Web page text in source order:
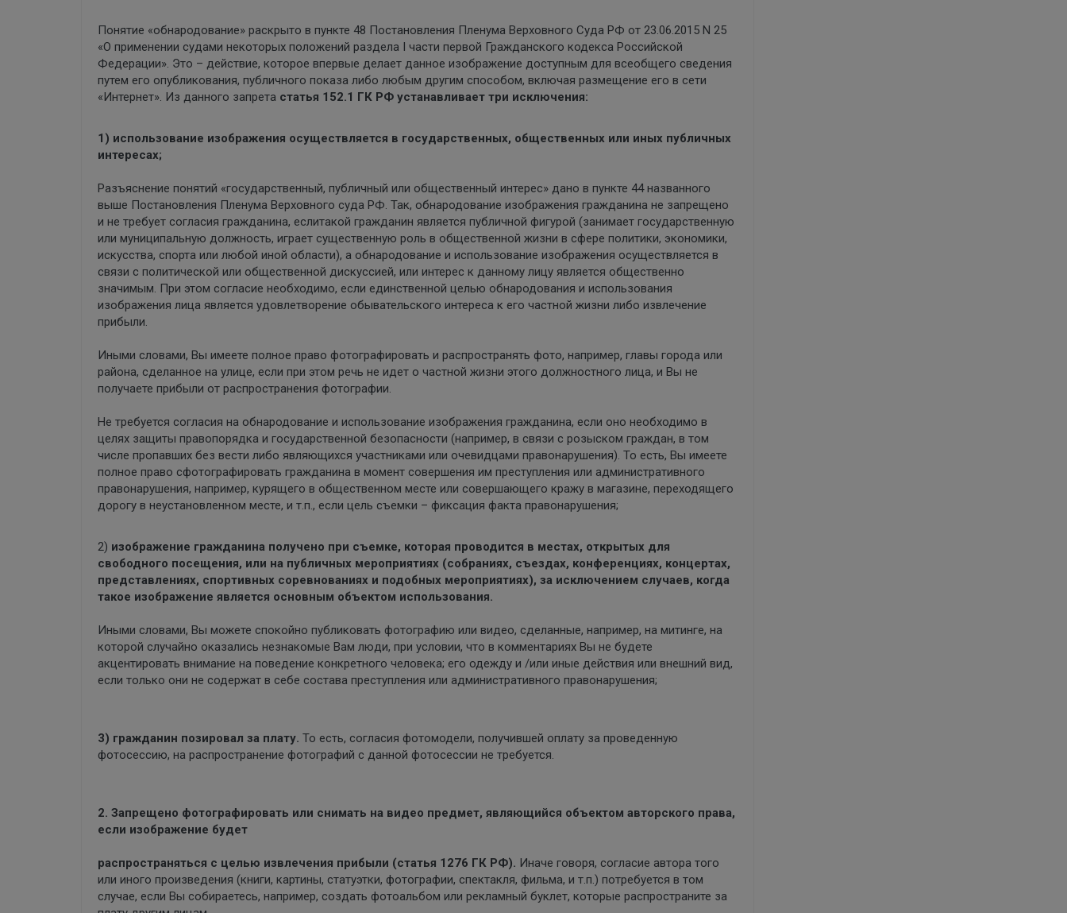
Понятие «обнародование» раскрыто в пункте 48 Постановления Пленума Верховного Суда РФ от 23.06.2015 N 25
«О применении судами некоторых положений раздела I части первой Гражданского кодекса Российской
Федерации». Это – действие, которое впервые делает данное изображение доступным для всеобщего сведения
путем его опубликования, публичного показа либо любым другим способом, включая размещение его в сети
«Интернет». Из данного запрета статья 152.1 ГК РФ устанавливает три исключения:
1) использование изображения осуществляется в государственных, общественных или иных публичных
интересах;
Разъяснение понятий «государственный, публичный или общественный интерес» дано в пункте 44 названного
выше Постановления Пленума Верховного суда РФ. Так, обнародование изображения гражданина не запрещено
и не требует согласия гражданина, еслитакой гражданин является публичной фигурой (занимает государственную
или муниципальную должность, играет существенную роль в общественной жизни в сфере политики, экономики,
искусства, спорта или любой иной области), а обнародование и использование изображения осуществляется в
связи с политической или общественной дискуссией, или интерес к данному лицу является общественно
значимым. При этом согласие необходимо, если единственной целью обнародования и использования
изображения лица является удовлетворение обывательского интереса к его частной жизни либо извлечение
прибыли.
Иными словами, Вы имеете полное право фотографировать и распространять фото, например, главы города или
района, сделанное на улице, если при этом речь не идет о частной жизни этого должностного лица, и Вы не
получаете прибыли от распространения фотографии.
Не требуется согласия на обнародование и использование изображения гражданина, если оно необходимо в
целях защиты правопорядка и государственной безопасности (например, в связи с розыском граждан, в том
числе пропавших без вести либо являющихся участниками или очевидцами правонарушения). То есть, Вы имеете
полное право сфотографировать гражданина в момент совершения им преступления или административного
правонарушения, например, курящего в общественном месте или совершающего кражу в магазине, переходящего
дорогу в неустановленном месте, и т.п., если цель съемки – фиксация факта правонарушения;
2) изображение гражданина получено при съемке, которая проводится в местах, открытых для
свободного посещения, или на публичных мероприятиях (собраниях, съездах, конференциях, концертах,
представлениях, спортивных соревнованиях и подобных мероприятиях), за исключением случаев, когда
такое изображение является основным объектом использования.
Иными словами, Вы можете спокойно публиковать фотографию или видео, сделанные, например, на митинге, на
которой случайно оказались незнакомые Вам люди, при условии, что в комментариях Вы не будете
акцентировать внимание на поведение конкретного человека; его одежду и /или иные действия или внешний вид,
если только они не содержат в себе состава преступления или административного правонарушения;
3) гражданин позировал за плату. То есть, согласия фотомодели, получившей оплату за проведенную
фотосессию, на распространение фотографий с данной фотосессии не требуется.
2. Запрещено фотографировать или снимать на видео предмет, являющийся объектом авторского права,
если изображение будет
распространяться с целью извлечения прибыли (статья 1276 ГК РФ). Иначе говоря, согласие автора того
или иного произведения (книги, картины, статуэтки, фотографии, спектакля, фильма, и т.п.) потребуется в том
случае, если Вы собираетесь, например, создать фотоальбом или рекламный буклет, которые распространите за